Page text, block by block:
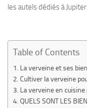
les autels dédiés à Jupiter.
Table of Contents
La verveine et ses
Cultiver la verveine
La verveine en
QUELS SONT LES